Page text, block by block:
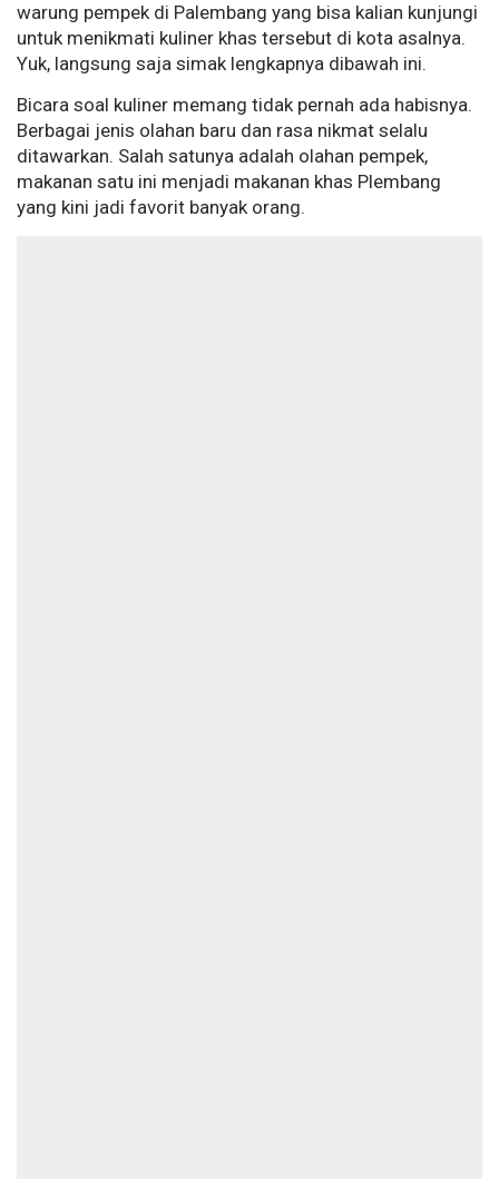
warung pempek di Palembang yang bisa kalian kunjungi
untuk menikmati kuliner khas tersebut di kota asalnya.
Yuk, langsung saja simak lengkapnya dibawah ini.
Bicara soal kuliner memang tidak pernah ada habisnya.
Berbagai jenis olahan baru dan rasa nikmat selalu
ditawarkan. Salah satunya adalah olahan pempek,
makanan satu ini menjadi makanan khas Plembang
yang kini jadi favorit banyak orang.